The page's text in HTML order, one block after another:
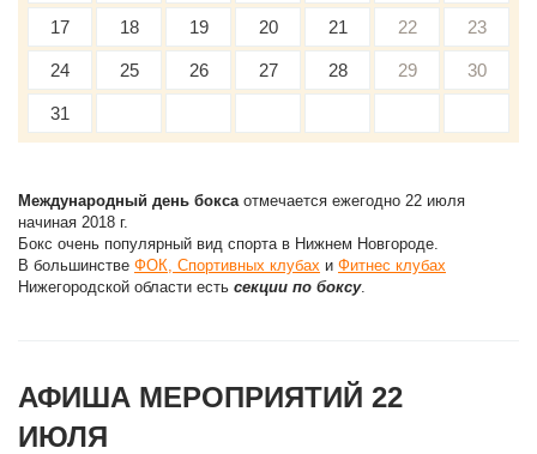
17 18 19 20 21 22 23
24 25 26 27 28 29 30
31
Международный день боксаотмечается ежегодно 22 июля
начиная 2018 г.
Бокс очень популярный вид спорта в Нижнем Новгороде.
В большинстве ФОК, Спортивных клубах и Фитнес клубах
Нижегородской области есть секции по боксу.
АФИША МЕРОПРИЯТИЙ 22
ИЮЛЯ